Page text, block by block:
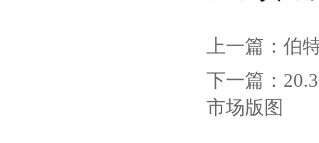
上一篇： 伯
下一篇：
市场版图